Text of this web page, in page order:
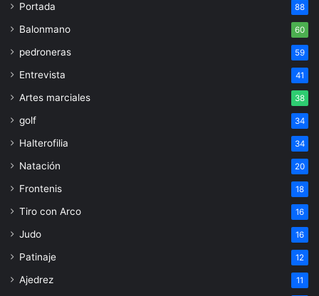
Portada 88
Balonmano 60
pedroneras 59
Entrevista 41
Artes marciales 38
golf 34
Halterofilia 34
Natación 20
Frontenis 18
Tiro con Arco 16
Judo 16
Patinaje 12
Ajedrez 11